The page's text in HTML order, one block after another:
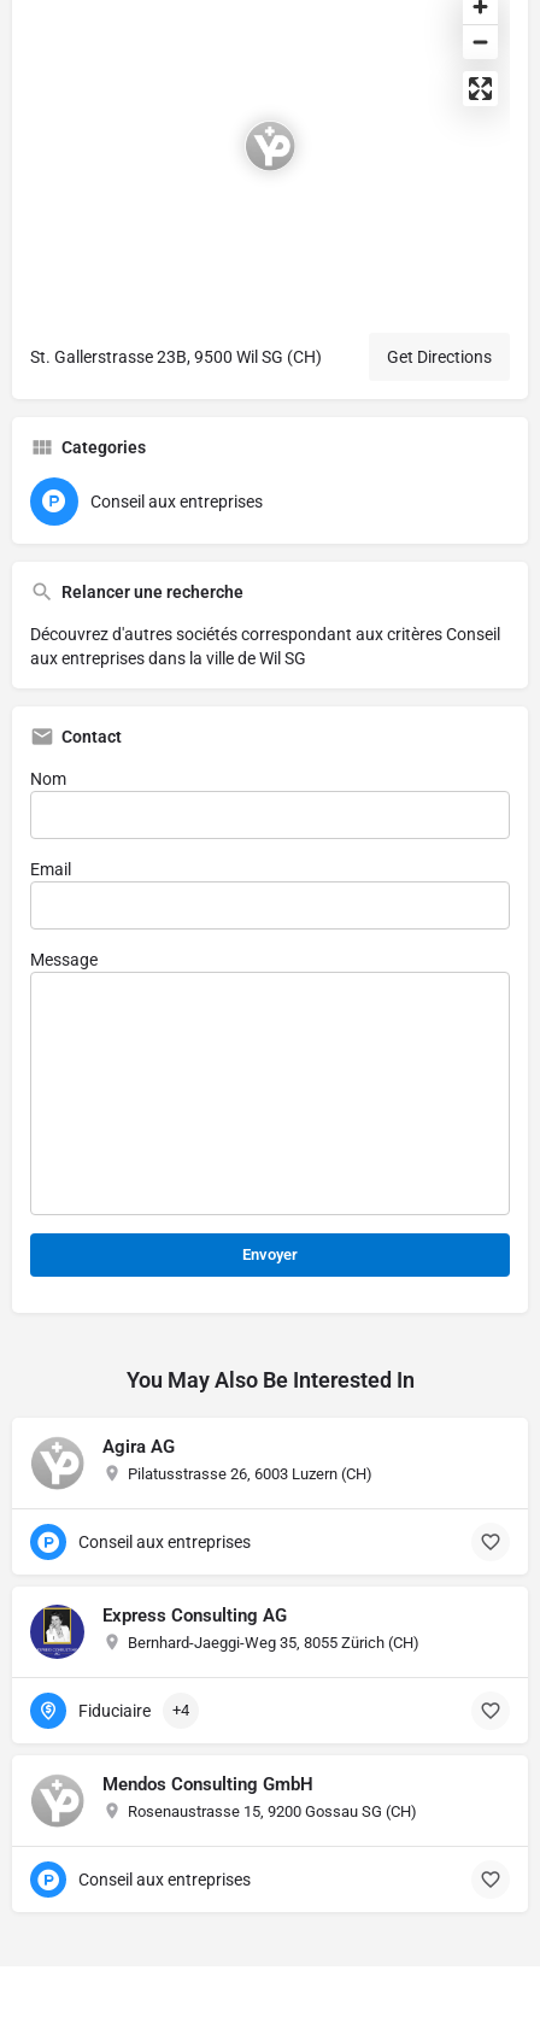
St. Gallerstrasse 23B, 9500 Wil SG (CH) Get Directions
Categories
Conseil aux entreprises
Relancer une recherche
Découvrez d'autres sociétés correspondant aux critèresConseil
aux entreprises dans la ville de Wil SG
Contact
Nom
Email
Message
You May Also Be Interested In
Agira AG
Pilatusstrasse 26, 6003 Luzern (CH)
Conseil aux entreprises
Express Consulting AG
Bernhard-Jaeggi-Weg 35, 8055 Zürich (CH)
Fiduciaire +4
Mendos Consulting GmbH
Rosenaustrasse 15, 9200 Gossau SG (CH)
Conseil aux entreprises